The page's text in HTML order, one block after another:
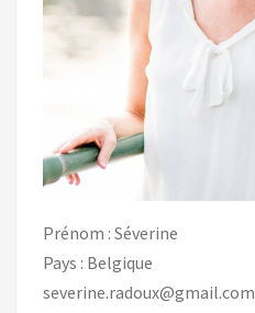
Prénom : Séverine
Pays : Belgique
severine.radoux@gmail.com